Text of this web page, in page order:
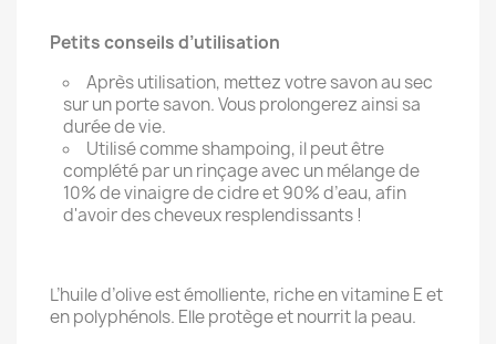
Petits conseils d’utilisation
Après utilisation, mettez votre savon au sec
sur un porte savon. Vous prolongerez ainsi sa
durée de vie.
Utilisé comme shampoing, il peut être
complété par un rinçage avec un mélange de
10% de vinaigre de cidre et 90% d’eau, afin
d'avoir des cheveux resplendissants !
L’huile d’olive est émolliente, riche en vitamine E et
en polyphénols. Elle protège et nourrit la peau.